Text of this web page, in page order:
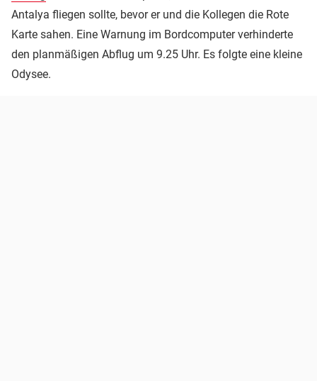
Antalya fliegen sollte, bevor er und die Kollegen die Rote
Karte sahen. Eine Warnung im Bordcomputer verhinderte
den planmäßigen Abflug um 9.25 Uhr. Es folgte eine kleine
Odysee.